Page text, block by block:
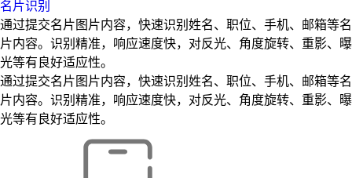
名片识别
通过提交名片图片内容，快速识别姓名、职位、手机、邮箱等名
片内容。识别精准，响应速度快，对反光、角度旋转、重影、曝
光等有良好适应性。
通过提交名片图片内容，快速识别姓名、职位、手机、邮箱等名
片内容。识别精准，响应速度快，对反光、角度旋转、重影、曝
光等有良好适应性。